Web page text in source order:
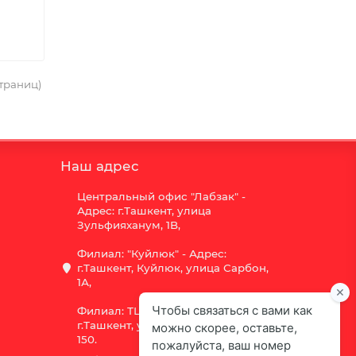
Наш адрес
Центральный офис "Лабзак" -
Адрес: г.Ташкент, улица
Зульфияханум, 1B,
Филиал: "Куйлюк" - Адрес:
г.Ташкент, Куйлюк, улица Сарбон,
1А,
Филиал: ТЦ "Vega" - Адрес:
г.Ташкент, улица Шота Руставели
150.